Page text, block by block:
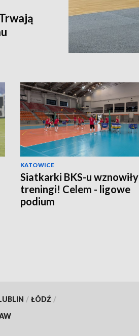
KATOWICE
Siatkarki BKS-u wznowiły
treningi! Celem - ligowe
podium
/ ŁÓDŹ /